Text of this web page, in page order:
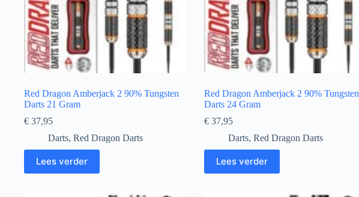
Red Dragon Amberjack 2 90% Tungsten
Darts 21 Gram
€ 37,95
Darts, Red Dragon Darts
Lees verder
Red Dragon Amberjack 2 90% Tungsten
Darts 24 Gram
€37,95
Darts, Red Dragon Darts
Lees verder